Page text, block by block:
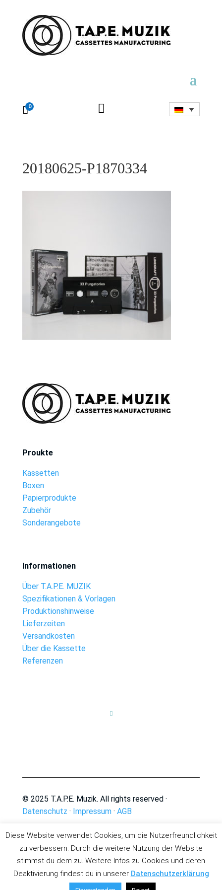
0 
20180625-P1870334
Proukte
Kassetten
Boxen
Papierprodukte
Zubehör
Sonderangebote
Informationen
Über T.A.P.E. MUZIK
Spezifikationen & Vorlagen
Produktionshinweise
Lieferzeiten
Versandkosten
Über die Kassette
Referenzen

© 2025 T.A.P.E. Muzik. All rights reserved ·
Datenschutz · Impressum· AGB
Diese Website verwendet Cookies, um die Nutzerfreundlichkeit
zu verbessern. Durch die weitere Nutzung der Website
stimmst du dem zu. Weitere Infos zu Cookies und deren
Deaktivierung findest du in unserer Datenschutzerklärung
Deutsch English(Englisch)